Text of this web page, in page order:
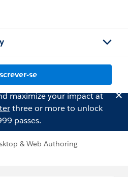
se
maximize your impact at
three or more to unlock
passes.
& Web Authoring